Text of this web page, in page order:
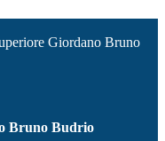
Giordano Bruno
Bruno Budrio